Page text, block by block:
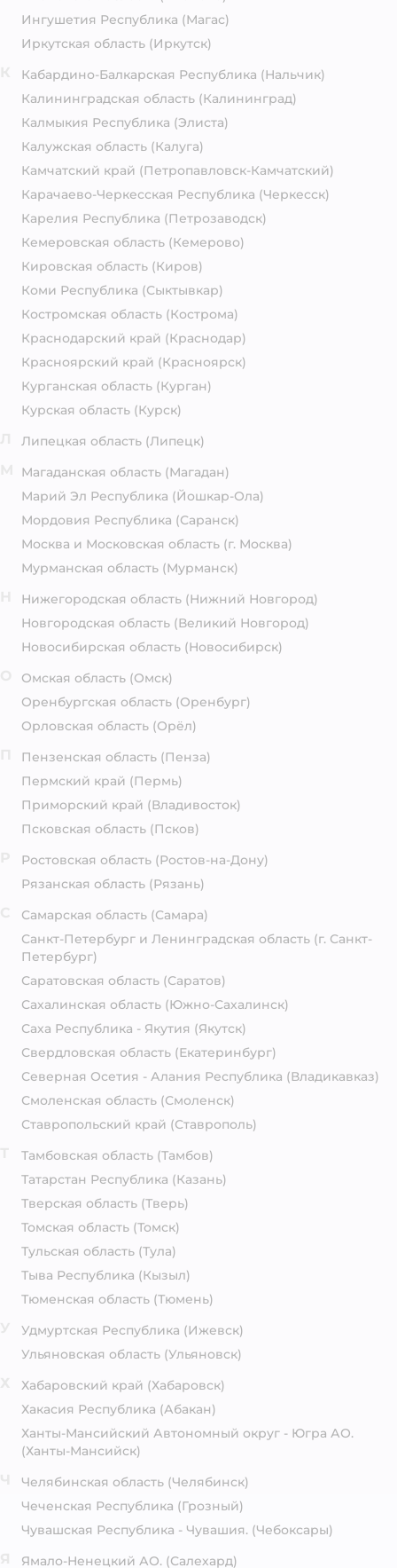
Ингушетия Республика (Магас)
Иркутская область (Иркутск)
Кабардино-Балкарская Республика (Нальчик)
Калининградская область (Калининград)
Калмыкия Республика (Элиста)
Калужская область (Калуга)
Камчатский край (Петропавловск-Камчатский)
Карачаево-Черкесская Республика (Черкесск)
Карелия Республика (Петрозаводск)
Кемеровская область (Кемерово)
Кировская область (Киров)
Коми Республика (Сыктывкар)
Костромская область (Кострома)
Краснодарский край (Краснодар)
Красноярский край (Красноярск)
Курганская область (Курган)
Курская область (Курск)
Липецкая область (Липецк)
Магаданская область (Магадан)
Марий Эл Республика (Йошкар-Ола)
Мордовия Республика (Саранск)
Москва и Московская область (г. Москва)
Мурманская область (Мурманск)
Нижегородская область (Нижний Новгород)
Новгородская область (Великий Новгород)
Новосибирская область (Новосибирск)
Омская область (Омск)
Оренбургская область (Оренбург)
Орловская область (Орёл)
Пензенская область (Пенза)
Пермский край (Пермь)
Приморский край (Владивосток)
Псковская область (Псков)
Ростовская область (Ростов-на-Дону)
Рязанская область (Рязань)
Самарская область (Самара)
Санкт-Петербург и Ленинградская область (г. Санкт-
Петербург)
Саратовская область (Саратов)
Сахалинская область (Южно-Сахалинск)
Саха Республика - Якутия (Якутск)
Свердловская область (Екатеринбург)
Северная Осетия - Алания Республика (Владикавказ)
Смоленская область (Смоленск)
Ставропольский край (Ставрополь)
Тамбовская область (Тамбов)
Татарстан Республика (Казань)
Тверская область (Тверь)
Томская область (Томск)
Тульская область (Тула)
Тыва Республика (Кызыл)
Тюменская область (Тюмень)
Удмуртская Республика (Ижевск)
Ульяновская область (Ульяновск)
Хабаровский край (Хабаровск)
Хакасия Республика (Абакан)
Ханты-Мансийский Автономный округ - Югра АО.
(Ханты-Мансийск)
Челябинская область (Челябинск)
Чеченская Республика (Грозный)
Чувашская Республика - Чувашия. (Чебоксары)
Ямало-Ненецкий АО. (Салехард)